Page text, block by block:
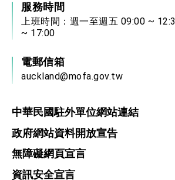
服務時間
上班時間：週一至週五 09:00 ~
~ 17:00
電郵信箱
auckland@mofa.gov.tw
中華民國駐外單位網站連結
政府網站資料開放宣告
無障礙網頁宣言
資訊安全宣言